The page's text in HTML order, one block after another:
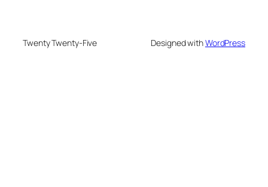
Twenty Twenty-Five Designed withWordPress